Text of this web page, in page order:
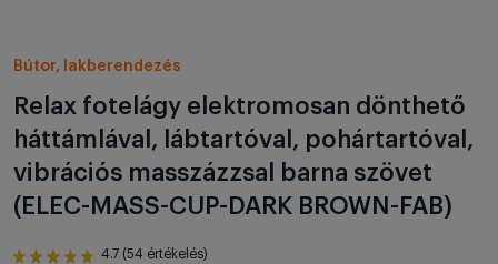
Bútor, lakberendezés
Relax fotelágy elektromosan dönthető
háttámlával, lábtartóval, pohártartóval,
vibrációs masszázzsal barna szövet
(ELEC-MASS-CUP-DARK BROWN-FAB)
4.7 (54 értékelés)